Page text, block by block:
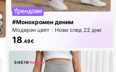
#Монохромен деним
Модерен цвят
Нови след 22 дни
18.49€